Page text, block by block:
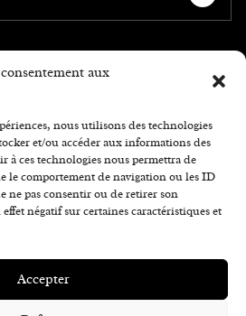
aux
nous utilisons des technologies
et/ou accéder aux informations des
à ces technologies nous permettra de
le comportement de navigation ou les ID
ne pas consentir ou de retirer son
négatif sur certaines caractéristiques et
Accepter
DAUPHIN DRUMMONDVILLE. TOUS DROITS